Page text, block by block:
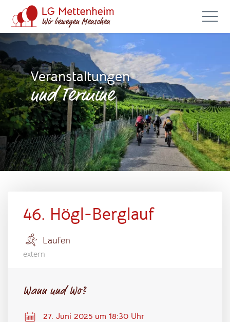
Veranstaltungen
und Termine
46. Högl-Berglauf
Laufen
extern
Wann und Wo?
27. Juni 2025 um 18:30 Uhr